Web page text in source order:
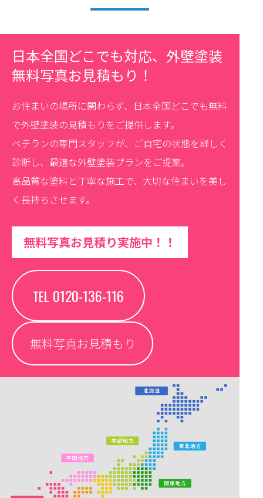
日本全国どこでも対応、外壁塗装
無料写真お見積もり！
お住まいの場所に関わらず、日本全国どこでも無料
で外壁塗装の見積もりをご提供します。
ベテランの専門スタッフが、ご自宅の状態を詳しく
診断し、最適な外壁塗装プランをご提案。
高品質な塗料と丁寧な施工で、大切な住まいを美し
く長持ちさせます。
無料写真お見積り実施中！！
TEL 0120-136-116
無料写真お見積もり